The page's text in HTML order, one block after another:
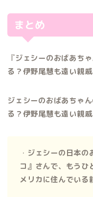
まとめ
『ジェシーのおばあち
る？伊野尾慧も遠い親戚
ジェシーのおばあちゃ
る？伊野尾慧も遠い親
・ ジェシーの日本の
コ』さんで、もうひ
メリカに住んでいる